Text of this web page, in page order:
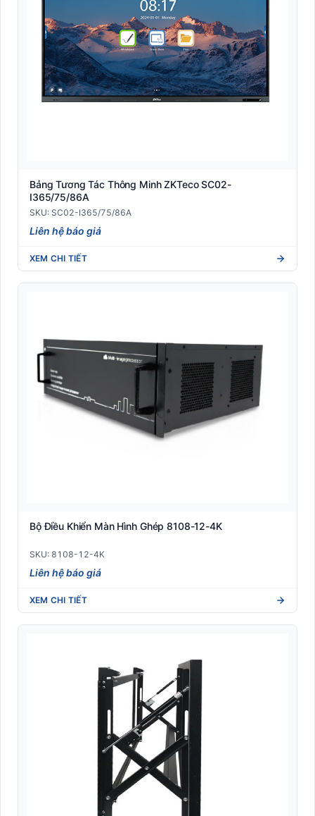
Bảng Tương Tác Thông Minh ZKTeco SC02-
I365/75/86A
SKU: SC02-I365/75/86A
Liên hệ báo giá
XEM CHI TIẾT
Bộ Điều Khiển Màn Hình Ghép 8108-12-4K
SKU: 8108-12-4K
Liên hệ báo giá
XEM CHI TIẾT